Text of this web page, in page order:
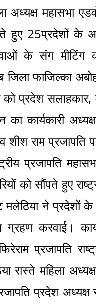
अध्यक्ष महासभा
25प्रदेशों के
के संग मीटिंग
फाजिल्का
को प्रदेश सलाहकार,
का कार्यकारी
शीश राम प्रजापति
प्रजापति
को सौंपते हुए
मलेठिया ने प्रदेशों
करवाई।
प्रजापति
रास्ते महिला
प्रदेश अध्यक्ष